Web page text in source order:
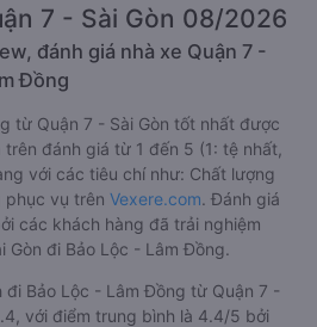
7 - Sài Gòn 08/2026
đánh giá nhà xe Quận 7 -
Đồng
từ Quận 7 - Sài Gòn tốt nhất được
đánh giá từ 1 đến 5 (1: tệ nhất,
với các tiêu chí như: Chất lượng
phục vụ trên Vexere.com. Đánh giá
các khách hàng đã trải nghiệm
Gòn đi Bảo Lộc - Lâm Đồng.
Bảo Lộc - Lâm Đồng từ Quận 7 -
với điểm trung bình là 4.4/5 bởi